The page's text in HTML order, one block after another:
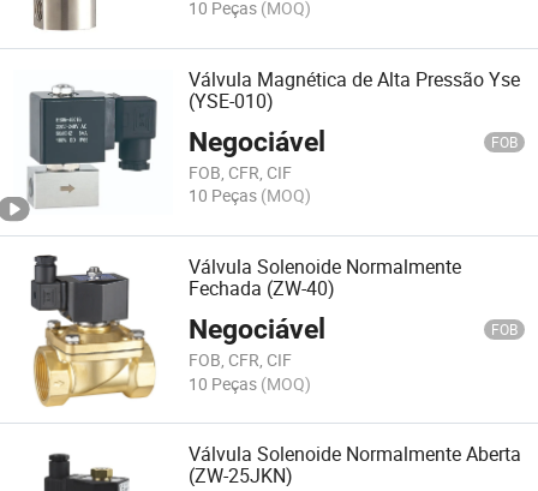
10 Peças (MOQ)
Válvula Magnética de Alta Pressão Yse
(YSE-010)
Negociável FOB
FOB, CFR, CIF
10 Peças (MOQ)
Válvula Solenoide Normalmente
Fechada (ZW-40)
Negociável FOB
FOB, CFR, CIF
10 Peças (MOQ)
Válvula Solenoide Normalmente Aberta
(ZW-25JKN)